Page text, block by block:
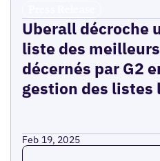
Uberall décroche
liste des
décernés par G2
gestion des listes
Feb 19, 2025
Read more